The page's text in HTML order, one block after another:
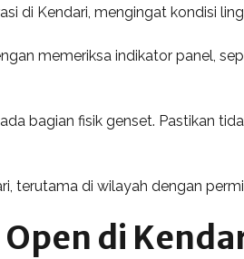
di Kendari, mengingat kondisi
memeriksa indikator panel,
bagian fisik genset. Pastikan
terutama di wilayah dengan
di